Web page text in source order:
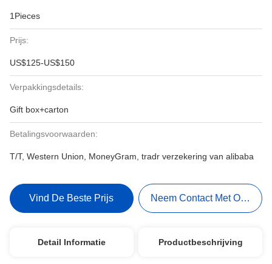
1Pieces
Prijs:
US$125-US$150
Verpakkingsdetails:
Gift box+carton
Betalingsvoorwaarden:
T/T, Western Union, MoneyGram, tradr verzekering van alibaba
Vind De Beste Prijs Neem Contact Met Ons Op
Detail Informatie Productbeschrijving